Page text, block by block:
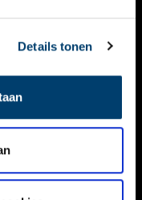
Details tonen